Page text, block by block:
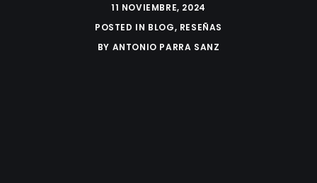
11 NOVIEMBRE, 2024
POSTED IN BLOG, RESEÑAS
BY ANTONIO PARRA SANZ